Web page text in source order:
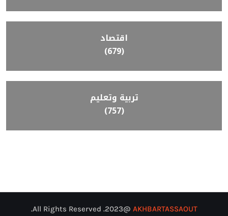
اقتصاد
(679)
تربية وتعليم
(757)
AKHBARTASSAOUT
@2023. All Rights Reserved.